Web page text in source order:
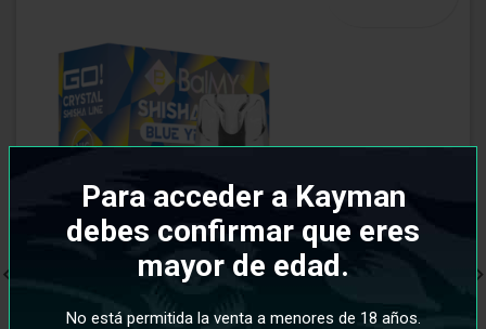
Para acceder a Kayman
debes confirmar que eres
mayor de edad.
No está permitida la venta a menores de 18 años.